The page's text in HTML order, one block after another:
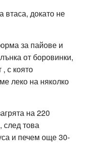
втаса, докато не
за пайове и
от боровинки,
с която
леко на няколко
на 220
след това
и печем още 30-